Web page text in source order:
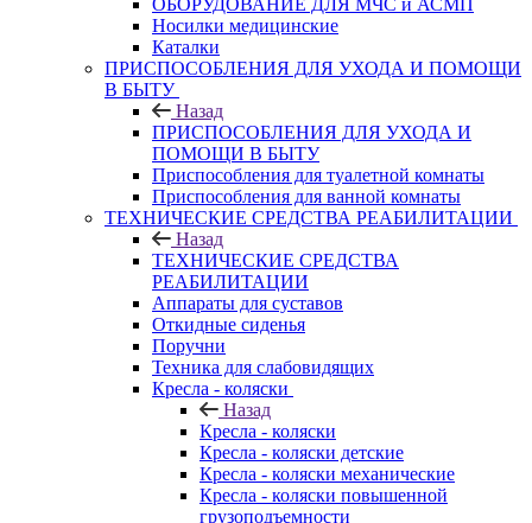
Носилки медицинские
Каталки
ПРИСПОСОБЛЕНИЯ ДЛЯ УХОДА И ПОМОЩИ
В БЫТУ
Назад
ПРИСПОСОБЛЕНИЯ ДЛЯ УХОДА И
ПОМОЩИ В БЫТУ
Приспособления для туалетной комнаты
Приспособления для ванной комнаты
ТЕХНИЧЕСКИЕ СРЕДСТВА РЕАБИЛИТАЦИИ
Назад
ТЕХНИЧЕСКИЕ СРЕДСТВА
РЕАБИЛИТАЦИИ
Аппараты для суставов
Откидные сиденья
Поручни
Техника для слабовидящих
Кресла - коляски
Назад
Кресла - коляски
Кресла - коляски детские
Кресла - коляски механические
Кресла - коляски повышенной
грузоподъемности